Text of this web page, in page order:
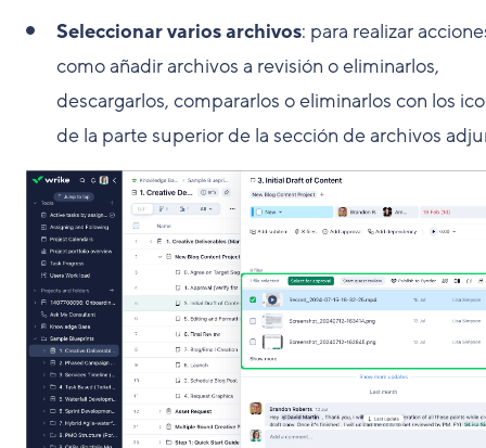
Seleccionar varios archivos: para realizar
como añadir archivos a revisión o eliminarlos,
descargarlos, compararlos o eliminarlos con los
de la parte superior de la sección de archivos